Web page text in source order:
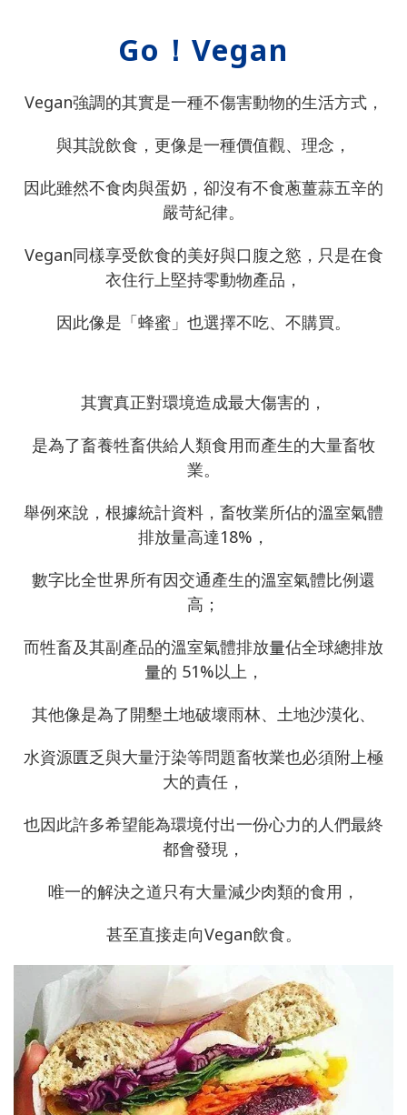
Go！Vegan
Vegan強調的其實是一種不傷害動物的生活方式，
與其說飲食，更像是一種價值觀、理念，
因此雖然不食肉與蛋奶，卻沒有不食蔥薑蒜五辛的
嚴苛紀律。
Vegan同樣享受飲食的美好與口腹之慾，只是在食
衣住行上堅持零動物產品，
因此像是「蜂蜜」也選擇不吃、不購買。
其實真正對環境造成最大傷害的，
是為了畜養牲畜供給人類食用而產生的大量畜牧
業。
舉例來說，根據統計資料，畜牧業所佔的溫室氣體
排放量高達18%，
數字比全世界所有因交通產生的溫室氣體比例還
高；
而牲畜及其副產品的溫室氣體排放量佔全球總排放
量的 51%以上，
其他像是為了開墾土地破壞雨林、土地沙漠化、
水資源匱乏與大量汙染等問題畜牧業也必須附上極
大的責任，
也因此許多希望能為環境付出一份心力的人們最終
都會發現，
唯一的解決之道只有大量減少肉類的食用，
甚至直接走向Vegan飲食。